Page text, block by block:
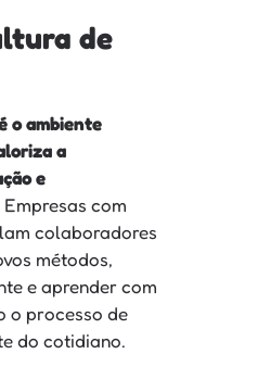
de
o ambiente
a
e
Empresas com
colaboradores
métodos,
e aprender com
o processo de
do cotidiano.